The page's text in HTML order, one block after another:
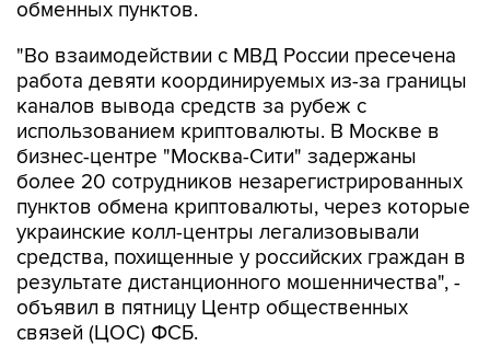
обменных пунктов.
"Во взаимодействии с МВД России пресечена
работа девяти координируемых из-за границы
каналов вывода средств за рубеж с
использованием криптовалюты. В Москве в
бизнес-центре "Москва-Сити" задержаны
более 20 сотрудников незарегистрированных
пунктов обмена криптовалюты, через которые
украинские колл-центры легализовывали
средства, похищенные у российских граждан в
результате дистанционного мошенничества", -
объявил в пятницу Центр общественных
связей (ЦОС) ФСБ.